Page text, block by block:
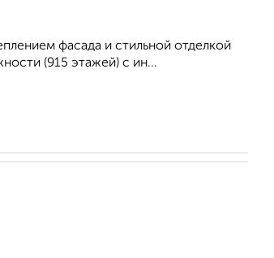
фасада и стильной отделкой
(915 этажей) с ин...